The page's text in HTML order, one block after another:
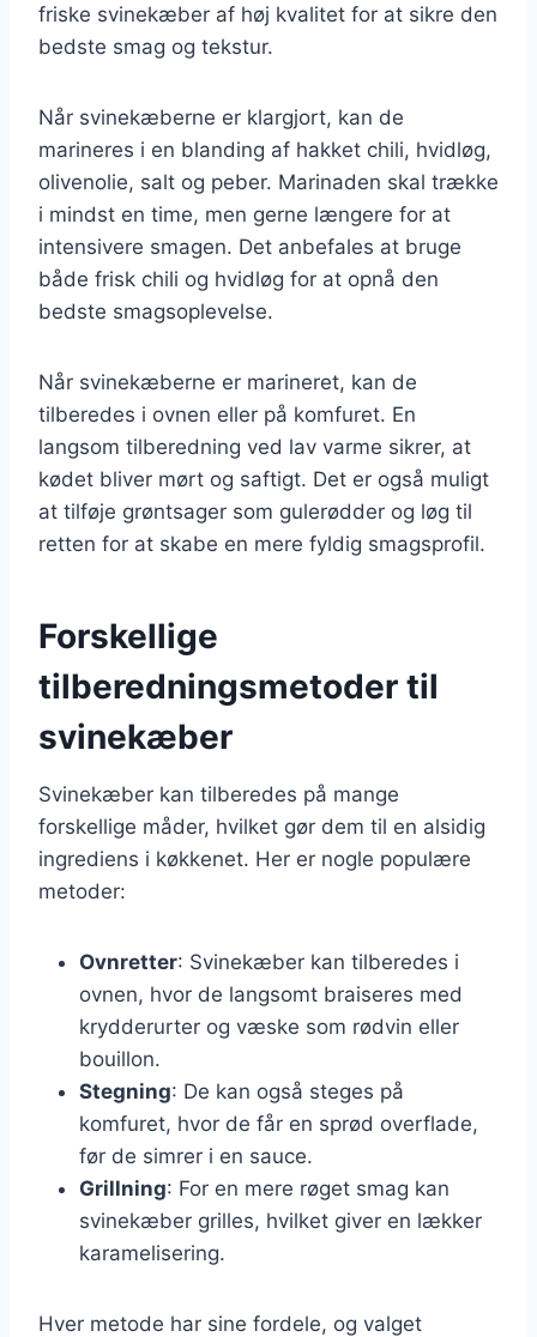
friske svinekæber af høj kvalitet for at sikre den
bedste smag og tekstur.
Når svinekæberne er klargjort, kan de
marineres i en blanding af hakket chili, hvidløg,
olivenolie, salt og peber. Marinaden skal trække
i mindst en time, men gerne længere for at
intensivere smagen. Det anbefales at bruge
både frisk chili og hvidløg for at opnå den
bedste smagsoplevelse.
Når svinekæberne er marineret, kan de
tilberedes i ovnen eller på komfuret. En
langsom tilberedning ved lav varme sikrer, at
kødet bliver mørt og saftigt. Det er også muligt
at tilføje grøntsager som gulerødder og løg til
retten for at skabe en mere fyldig smagsprofil.
Forskellige
tilberedningsmetoder til
svinekæber
Svinekæber kan tilberedes på mange
forskellige måder, hvilket gør dem til en alsidig
ingrediens i køkkenet. Her er nogle populære
metoder:
Ovnretter: Svinekæber kan tilberedes i
ovnen, hvor de langsomt braiseres med
krydderurter og væske som rødvin eller
bouillon.
Stegning: De kan også steges på
komfuret, hvor de får en sprød overflade,
før de simrer i en sauce.
Grillning: For en mere røget smag kan
svinekæber grilles, hvilket giver en lækker
karamelisering.
Hver metode har sine fordele, og valget